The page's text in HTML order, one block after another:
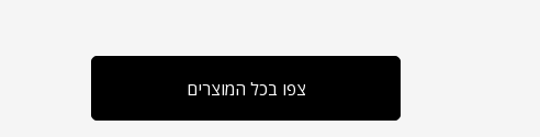
צפו בכל המוצרים